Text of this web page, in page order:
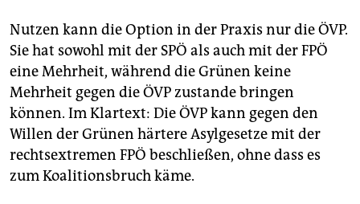
Nutzen kann die Option in der Praxis nur die ÖVP.
Sie hat sowohl mit der SPÖ als auch mit der FPÖ
eine Mehrheit, während die Grünen keine
Mehrheit gegen die ÖVP zustande bringen
können. Im Klartext: Die ÖVP kann gegen den
Willen der Grünen härtere Asylgesetze mit der
rechtsextremen FPÖ beschließen, ohne dass es
zum Koalitionsbruch käme.